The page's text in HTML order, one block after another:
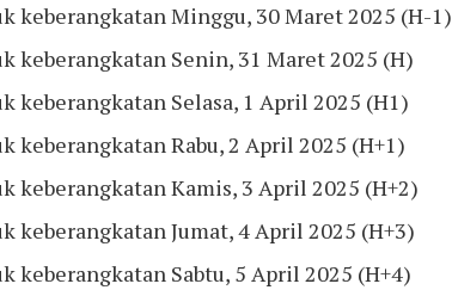
keberangkatan Minggu, 30 Maret 2025 (H-1)
keberangkatan Senin, 31 Maret 2025 (H)
keberangkatan Selasa, 1 April 2025 (H1)
keberangkatan Rabu, 2 April 2025 (H+1)
keberangkatan Kamis, 3 April 2025 (H+2)
keberangkatan Jumat, 4 April 2025 (H+3)
keberangkatan Sabtu, 5 April 2025 (H+4)